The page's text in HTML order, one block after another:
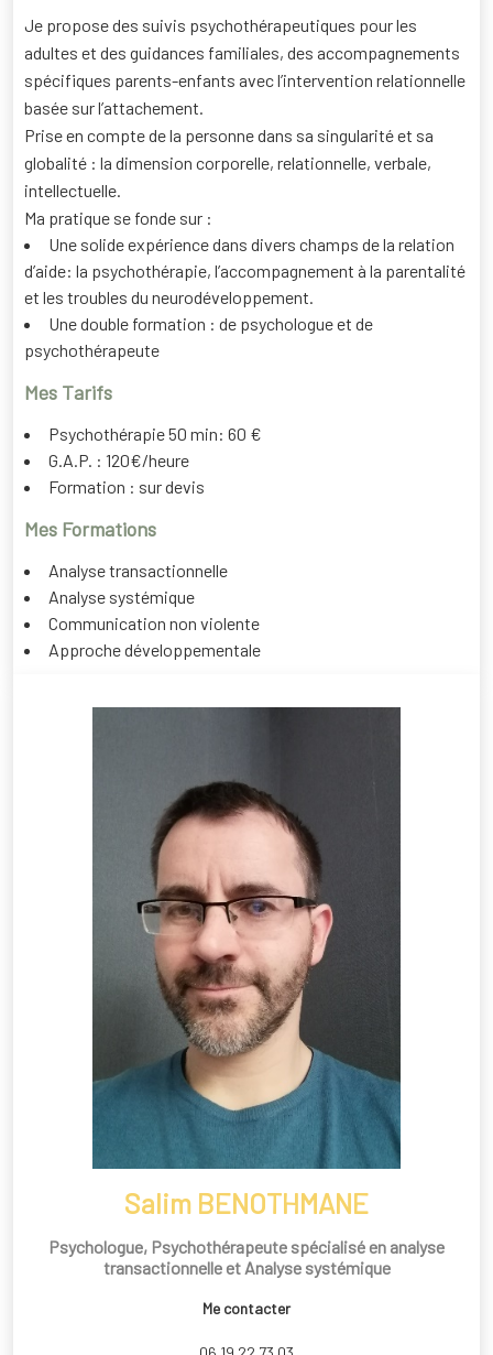
Je propose des suivis psychothérapeutiques pour les
adultes et des guidances familiales, des accompagnements
spécifiques parents-enfants avec l’intervention relationnelle
basée sur l’attachement.
Prise en compte de la personne dans sa singularité et sa
globalité : la dimension corporelle, relationnelle, verbale,
intellectuelle.
Ma pratique se fonde sur :
Une solide expérience dans divers champs de la relation
d’aide: la psychothérapie, l’accompagnement à la parentalité
et les troubles du neurodéveloppement.
Une double formation : de psychologue et de
psychothérapeute
Mes Tarifs
Psychothérapie 50 min: 60 €
G.A.P. : 120€/heure
Formation : sur devis
Mes Formations
Analyse transactionnelle
Analyse systémique
Communication non violente
Approche développementale
Salim BENOTHMANE
Psychologue, Psychothérapeute spécialisé en analyse
transactionnelle et Analyse systémique
Me contacter